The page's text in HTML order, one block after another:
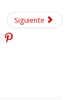
Siguiente